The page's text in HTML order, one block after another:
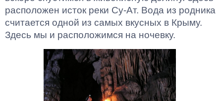
расположен исток реки Су-Ат. Вода из родника
считается одной из самых вкусных в Крыму.
Здесь мы и расположимся на ночевку.